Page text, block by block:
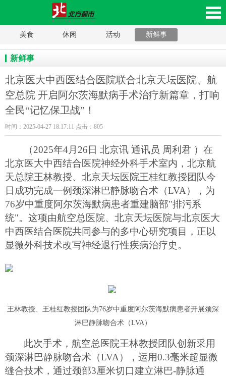
京医大中西医结合医院联合北京天坛医院、航空
总院 开启阿尔茨海默病手术治疗新篇章，打响全
民“记忆保卫战”！_北方都市，辽沈家电网，沈阳
家电网，辽沈家电家居平台，辽宁数码产品移动
美食 休闲 活动 新鲜事
新鲜事
北京医大中西医结合医院联合北京天坛医院、航
空总院 开启阿尔茨海默病手术治疗新篇章，打响
全民“记忆保卫战”！
时间：2025-04-27 18:17:11 点击：805
（2025年4月26 日 北京讯 通讯员 周利君 ）在
北京医大中西结合 医院神经外科手术室内， 北京航
天总院王林教授、北京天坛医院王桂红教授团队今
日成功完成一例颈深淋巴静脉吻合术（LVA），为
76岁中重度阿尔茨海默病患者重建脑部"排污系
统"。这项由航空总医院、 北京天坛医院与北京医大
中西医结合医院共同参与的多中心研究项目，正以
显微外科技术改写神经退行性疾病治疗史。
王林教授、 王桂红教授团队为76岁中重度阿尔茨海默病患者开展颈深
淋巴静脉吻合术（LVA）
此次手术 ， 航空总医院王林教授团队创新采用
颈深淋巴静脉吻合术（LVA） ， 运用0.3毫米超显微
缝合技术，通过颈部3厘米切口建立淋巴-静脉通